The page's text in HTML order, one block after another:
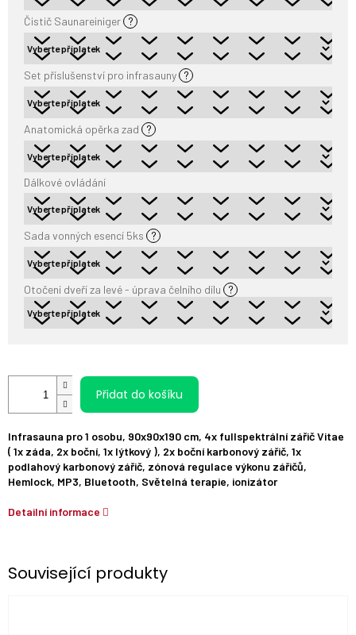
Čistič Saunareiniger ?
Set příslušenství pro infrasauny ?
Anatomická opěrka zad ?
Dálkové ovládání
Sada vonných esencí 5ks ?
Otočení dveří za levé - úprava čelního dílu ?
Přidat do košíku
Infrasauna pro 1 osobu, 90x90x190 cm, 4x fullspektrální zářič Vitae
( 1x záda, 2x boční, 1x lýtkový ), 2x boční karbonový zářič, 1x
podlahový karbonový zářič, zónová regulace výkonu zářičů,
Hemlock, MP3, Bluetooth, Světelná terapie, ionizátor
Detailní informace
Související produkty